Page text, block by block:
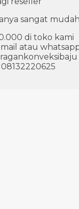
sangat
di toko kami
atau